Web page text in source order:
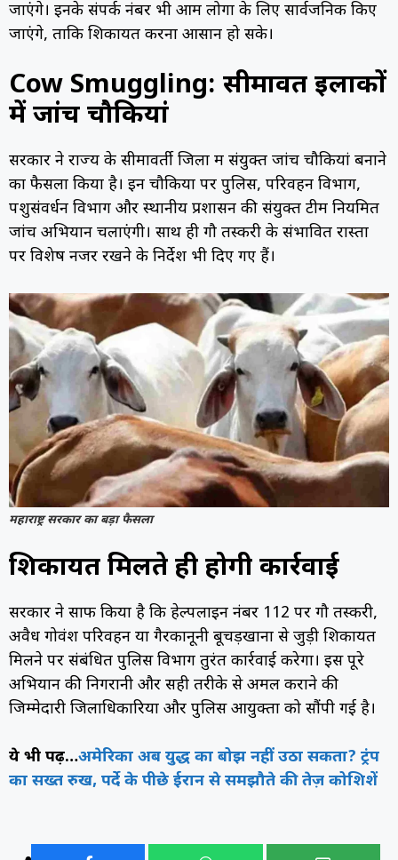
जाएंगे। इनके संपर्क नंबर भी आम लोगों के लिए सार्वजनिक किए
जाएंगे, ताकि शिकायत करना आसान हो सके।
Cow Smuggling: सीमावर्ती इलाकों
में जांच चौकियां
सरकार ने राज्य के सीमावर्ती जिलों में संयुक्त जांच चौकियां बनाने
का फैसला किया है। इन चौकियों पर पुलिस, परिवहन विभाग,
पशुसंवर्धन विभाग और स्थानीय प्रशासन की संयुक्त टीमें नियमित
जांच अभियान चलाएंगी। साथ ही गौ तस्करी के संभावित रास्तों
पर विशेष नजर रखने के निर्देश भी दिए गए हैं।
महाराष्ट्र सरकार का बड़ा फैसला
शिकायत मिलते ही होगी कार्रवाई
सरकार ने साफ किया है कि हेल्पलाइन नंबर 112 पर गौ तस्करी,
अवैध गोवंश परिवहन या गैरकानूनी बूचड़खानों से जुड़ी शिकायत
मिलने पर संबंधित पुलिस विभाग तुरंत कार्रवाई करेगा। इस पूरे
अभियान की निगरानी और सही तरीके से अमल कराने की
जिम्मेदारी जिलाधिकारियों और पुलिस आयुक्तों को सौंपी गई है।
ये भी पढ़ें…अमेरिका अब युद्ध का बोझ नहीं उठा सकता? ट्रंप
का सख्त रुख, पर्दे के पीछे ईरान से समझौते की तेज़ कोशिशें